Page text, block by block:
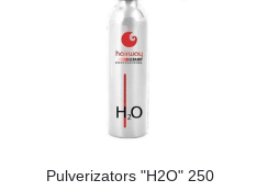
Pulverizators "H2O" 250